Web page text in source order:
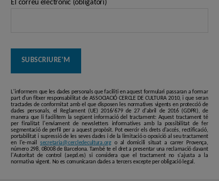
El correu electrònic (obligatori)
L'informem que les dades personals que faciliti en aquest formulari passaran a formar
part d'un fitxer responsabilitat de ASSOCIACIÓ CERCLE DE CULTURA 2010, i que seran
tractades de conformitat amb el que disposen les normatives vigents en protecció de
dades personals, el Reglament (UE) 2016/679 de 27 d'abril de 2016 (GDPR), de
manera que li facilitem la següent informació del tractament: Aquest tractament té
per finalitat l'enviament de newsletters informatives amb la possibilitat de fer
segmentació de perfil per a aquest propòsit. Pot exercir els drets d'accés, rectificació,
portabilitat i supressió de les seves dades i de la limitació o oposició al seu tractament
en l'e-mail secretaria@cercledecultura.orgo al domicili situat a carrer Provença,
número 298, 08008 de Barcelona. També te el dret a presentar una reclamació davant
l'Autoritat de control (aepd.es) si considera que el tractament no s'ajusta a la
normativa vigent. No es comunicaran dades a tercers excepte per obligació legal.